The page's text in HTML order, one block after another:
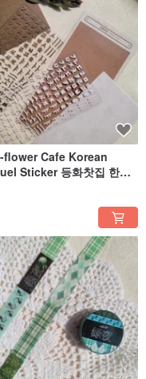
Cafe Korean
Sticker 등화찻집 한글